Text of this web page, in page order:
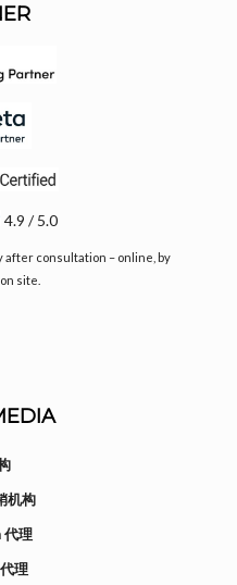
4.9 / 5.0
after consultation – online, by
site.
机构
理
理